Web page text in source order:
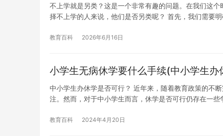
不上学就是另类？这是一个非常有趣的问题。在我们这
择不上学的人来说，他们是否另类呢？ 首先，我们需要
教育百科 2026年6月16日
小学生无病休学要什么手续(中小学生办
中小学生办休学是否可行？ 近年来，随着教育政策的不
注。然而，对于中小学生而言，休学是否可行仍存在一
教育百科 2024年4月20日